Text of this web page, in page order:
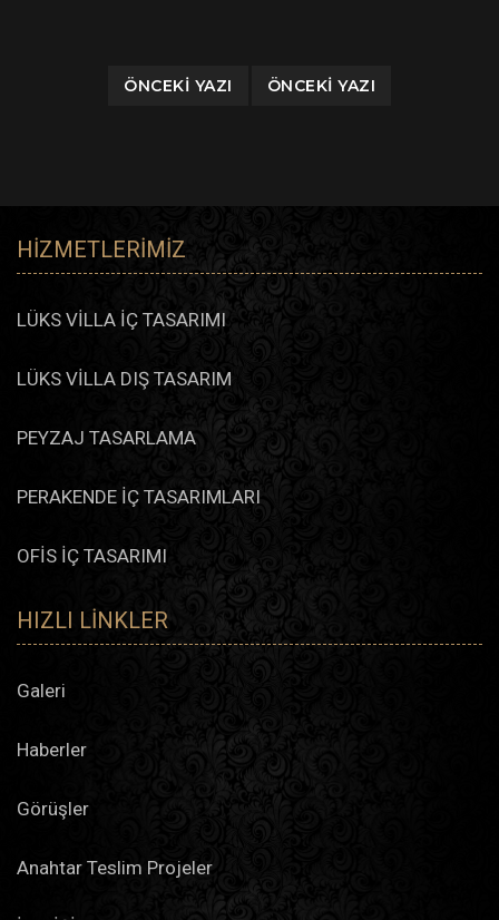
ÖNCEKI YAZI ÖNCEKI YAZI
HIZMETLERIMIZ
LÜKS VİLLA İÇ TASARIMI
LÜKS VİLLA DIŞ TASARIM
PEYZAJ TASARLAMA
PERAKENDE İÇ TASARIMLARI
OFİS İÇ TASARIMI
HIZLI LINKLER
Galeri
Haberler
Görüşler
Anahtar Teslim Projeler